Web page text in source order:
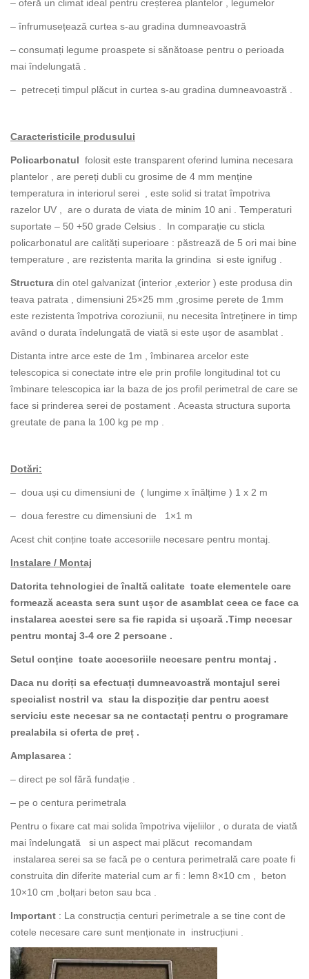
– oferă un climat ideal pentru creșterea plantelor , legumelor
– înfrumusețează curtea s-au gradina dumneavoastră
– consumați legume proaspete si sănătoase pentru o perioada
mai îndelungată .
– petreceți timpul plăcut in curtea s-au gradina dumneavoastră .
Caracteristicile produsului
Policarbonatul folosit este transparent oferind lumina necesara
plantelor , are pereți dubli cu grosime de 4 mm menține
temperatura in interiorul serei , este solid si tratat împotriva
razelor UV , are o durata de viata de minim 10 ani . Temperaturi
suportate – 50 +50 grade Celsius . In comparație cu sticla
policarbonatul are calități superioare : păstrează de 5 ori mai bine
temperature , are rezistenta marita la grindina si este ignifug .
Structura din otel galvanizat (interior ,exterior ) este produsa din
teava patrata , dimensiuni 25×25 mm ,grosime perete de 1mm
este rezistenta împotriva coroziunii, nu necesita întreținere in timp
având o durata îndelungată de viată si este ușor de asamblat .
Distanta intre arce este de 1m , îmbinarea arcelor este
telescopica si conectate intre ele prin profile longitudinal tot cu
îmbinare telescopica iar la baza de jos profil perimetral de care se
face si prinderea serei de postament . Aceasta structura suporta
greutate de pana la 100 kg pe mp .
Dotări:
– doua uși cu dimensiuni de ( lungime x înălțime ) 1 x 2 m
– doua ferestre cu dimensiuni de 1×1 m
Acest chit conține toate accesoriile necesare pentru montaj.
Instalare / Montaj
Datorita tehnologiei de înaltă calitate toate elementele care
formează aceasta sera sunt ușor de asamblat ceea ce face ca
instalarea acestei sere sa fie rapida si ușoară .Timp necesar
pentru montaj 3-4 ore 2 persoane .
Setul conține toate accesoriile necesare pentru montaj .
Daca nu doriți sa efectuați dumneavoastră montajul serei
specialist nostril va stau la dispoziție dar pentru acest
serviciu este necesar sa ne contactați pentru o programare
prealabila si oferta de preț .
Amplasarea :
– direct pe sol fără fundație .
– pe o centura perimetrala
Pentru o fixare cat mai solida împotriva vijeliilor , o durata de viată
mai îndelungată si un aspect mai plăcut recomandam
instalarea serei sa se facă pe o centura perimetrală care poate fi
construita din diferite material cum ar fi : lemn 8×10 cm , beton
10×10 cm ,bolțari beton sau bca .
Important : La construcția centuri perimetrale a se tine cont de
cotele necesare care sunt menționate in instrucțiuni .